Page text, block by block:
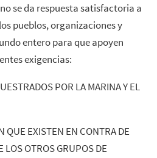
se da respuesta satisfactoria a
pueblos, organizaciones y
entero para que apoyen
exigencias:
POR LA MARINA Y EL
QUE EXISTEN EN CONTRA DE
LOS OTROS GRUPOS DE